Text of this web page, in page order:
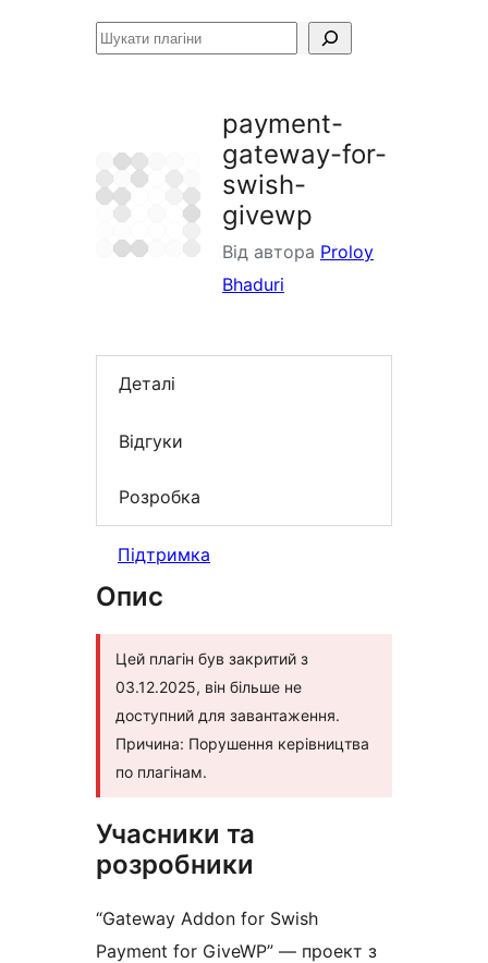
Шукати
payment-
gateway-for-
swish-
givewp
Від автора Proloy
Bhaduri
Деталі
Відгуки
Розробка
Підтримка
Опис
Цей плагін був закритий з
03.12.2025, він більше не
доступний для завантаження.
Причина: Порушення керівництва
по плагінам.
Учасники та
розробники
“Gateway Addon for Swish
Payment for GiveWP” — проект з